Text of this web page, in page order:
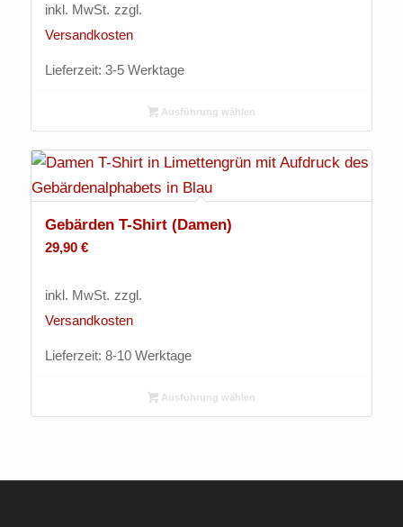
inkl. MwSt. zzgl.
Versandkosten
Lieferzeit: 3-5 Werktage
Ausführung wählen
Gebärden T-Shirt (Damen)
29,90 €
inkl. MwSt. zzgl.
Versandkosten
Lieferzeit: 8-10 Werktage
Ausführung wählen